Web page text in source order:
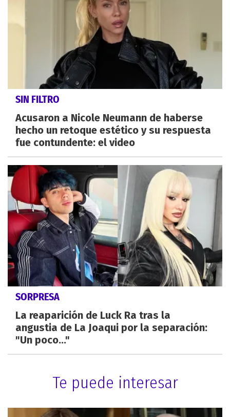
SIN FILTRO
Acusaron a Nicole Neumann de haberse
hecho un retoque estético y su respuesta
fue contundente: el video
SORPRESA
La reaparición de Luck Ra tras la
angustia de La Joaqui por la separación:
"Un poco..."
Te puede interesar